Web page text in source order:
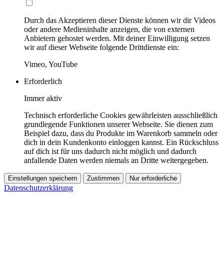
Durch das Akzeptieren dieser Dienste können wir dir Videos
oder andere Medieninhalte anzeigen, die von externen
Anbietern gehostet werden. Mit deiner Einwilligung setzen
wir auf dieser Webseite folgende Drittdienste ein:
Vimeo, YouTube
Erforderlich
Immer aktiv
Technisch erforderliche Cookies gewährleisten ausschließlich
grundlegende Funktionen unserer Webseite. Sie dienen zum
Beispiel dazu, dass du Produkte im Warenkorb sammeln oder
dich in dein Kundenkonto einloggen kannst. Ein Rückschluss
auf dich ist für uns dadurch nicht möglich und dadurch
anfallende Daten werden niemals an Dritte weitergegeben.
Einstellungen speichern Zustimmen Nur erforderliche
Datenschutzerklärung